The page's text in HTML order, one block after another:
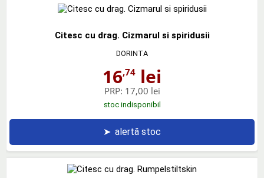
Citesc cu drag. Cizmarul si spiridusii
DORINTA
16,74 lei
PRP: 17,00 lei
stoc indisponibil
➤ alertă stoc